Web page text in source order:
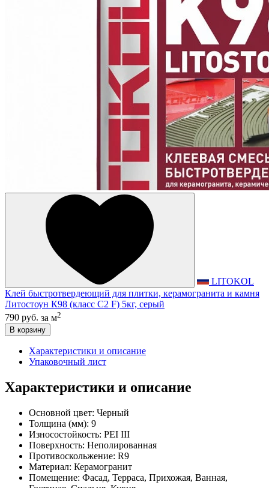
LITOKOL
Клей быстротвердеющий для плитки, керамогранита и камня
Литостоун К98 (класс С2 F) 5кг, серый
790 руб. за м2
В корзину
Характеристики и описание
Упаковочный лист
Характеристики и описание
Основной цвет: Черный
Толщина (мм): 9
Износостойкость: PEI III
Поверхность: Неполированная
Противоскольжение: R9
Материал: Керамогранит
Помещение: Фасад, Терраса, Прихожая, Ванная,